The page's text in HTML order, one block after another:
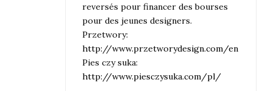
reversés pour financer des bourses
pour des jeunes designers.
Przetwory:
http://www.przetworydesign.com/en
Pies czy suka:
http://www.piesczysuka.com/pl/